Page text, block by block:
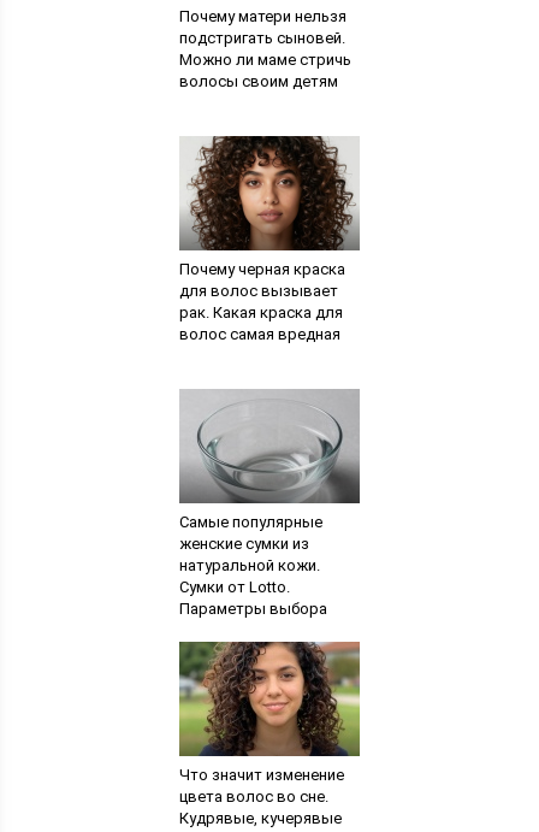
Почему матери нельзя
подстригать сыновей.
Можно ли маме стричь
волосы своим детям
Почему черная краска
для волос вызывает
рак. Какая краска для
волос самая вредная
Самые популярные
женские сумки из
натуральной кожи.
Сумки от Lotto.
Параметры выбора
сумок
Что значит изменение
цвета волос во сне.
Кудрявые, кучерявые